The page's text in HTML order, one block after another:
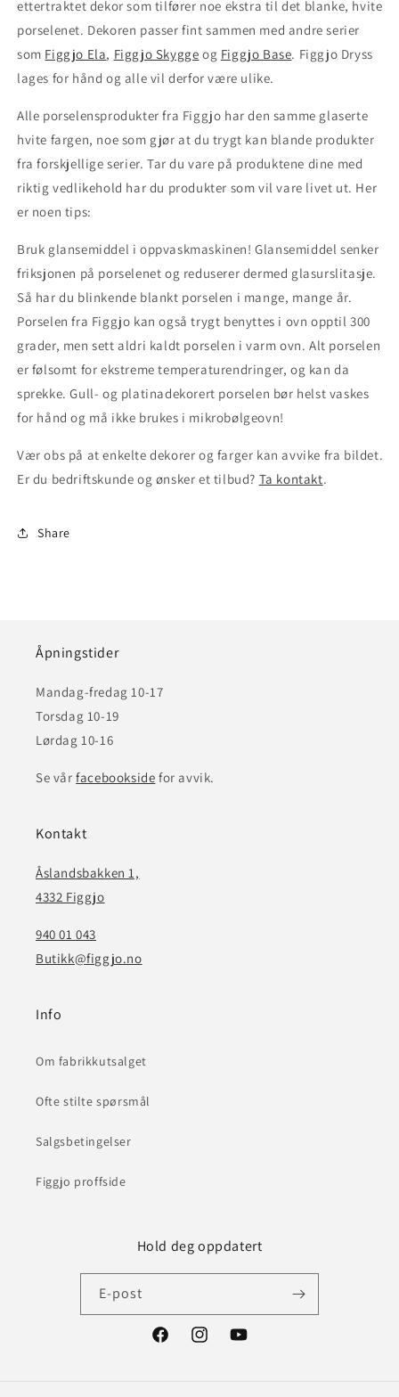
ettertraktet dekor som tilfører noe ekstra til det blanke, hvite
porselenet. Dekoren passer fint sammen med andre serier
som Figgjo Ela, Figgjo Skygge og Figgjo Base. Figgjo Dryss
lages for hånd og alle vil derfor være ulike.
Alle porselensprodukter fra Figgjo har den samme glaserte
hvite fargen, noe som gjør at du trygt kan blande produkter
fra forskjellige serier. Tar du vare på produktene dine med
riktig vedlikehold har du produkter som vil vare livet ut. Her
er noen tips:
Bruk glansemiddel i oppvaskmaskinen! Glansemiddel senker
friksjonen på porselenet og reduserer dermed glasurslitasje.
Så har du blinkende blankt porselen i mange, mange år.
Porselen fra Figgjo kan også trygt benyttes i ovn opptil 300
grader, men sett aldri kaldt porselen i varm ovn. Alt porselen
er følsomt for ekstreme temperaturendringer, og kan da
sprekke. Gull- og platinadekorert porselen bør helst vaskes
for hånd og må ikke brukes i mikrobølgeovn!
Vær obs på at enkelte dekorer og farger kan avvike fra bildet.
Er du bedriftskunde og ønsker et tilbud? Ta kontakt.
Share
Åpningstider
Mandag-fredag 10-17
Torsdag 10-19
Lørdag 10-16
Se vårfacebookside for avvik.
Kontakt
Åslandsbakken 1,
4332 Figgjo
940 01 043
Butikk@figgjo.no
Info
Om fabrikkutsalget
Ofte stilte spørsmål
Salgsbetingelser
Figgjo proffside
Hold deg oppdatert
E-post
FacebookInstagramYouTube